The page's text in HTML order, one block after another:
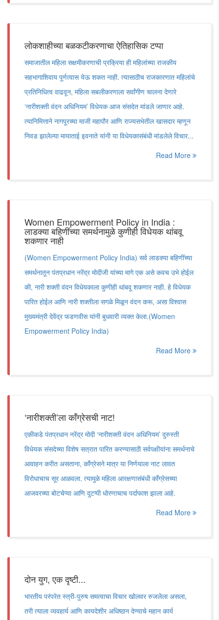
लोकशाहीच्या बळकटीकरणाचा ऐतिहासिक टप्पा
समाजातील महिला सक्षमीकरणाची प्रक्रिया ही महिलांच्या राजकीय
सहभागाशिवाय पूर्णत्वास येऊ शकत नाही. त्यासाठीच राजकारणात महिलांचे
प्रतिनिधित्व वाढवून, महिला सबलीकरणाला सर्वांगीण चालना देणारे
‌‘नारीशक्ती वंदन अधिनियम‌’ विधेयक आज संसदेत मांडले जाणार आहे.
त्यानिमित्ताने नागपूरच्या माजी महापौर आणि राज्यसभेतील खासदार म्हणून
निवड झालेल्या मायाताई इवनाते यांनी या विधेयकासंबंधी मांडलेले विचार...
Read More
Women Empowerment Policy in India :
लाडक्या बहिणींच्या समर्थनामुळे कुणीही विधेयक थांबवू
शकणार नाही
(Women Empowerment Policy India) सर्व लाडक्या बहिणींच्या
समर्थनातून पंतप्रधान नरेंद्र मोदीजी यांच्या मागे एक असे कवच उभे होईल
की, नारी शक्ती वंदन विधेयकाला कुणीही थांबवू शकणार नाही. हे विधेयक
पारित होईल आणि नारी शक्तीला सगळे मिळून वंदन करू, असा विश्वास
मुख्यमंत्री देवेंद्र फडणवीस यांनी बुधवारी व्यक्त केला.(Women
Empowerment Policy India)
Read More
‘नारीशक्ती‌’ला काँग्रेसची नाट!
एकीकडे पंतप्रधान नरेंद्र मोदी ‌‘नारीशक्ती वंदन अधिनियम‌’ दुरुस्ती
विधेयक संसदेच्या विशेष सत्रात पारित करण्यासाठी सर्वपक्षीयांना समर्थनाचे
आवाहन करीत असताना, काँग्रेसने मात्र या निर्णयाला नाट लावत
विरोधाचाच सूर आळवला. त्यामुळे महिला आरक्षणासंबंधी काँग्रेसच्या
आजवरच्या बोटचेप्या आणि दुटप्पी धोरणाचाच पर्दाफाश झाला आहे.
Read More
दोन युग, एक दृष्टी...
भारतीय परंपरेत स्त्री-पुरुष समत्वाचा विचार खोलवर रुजलेला असला,
तरी त्याला व्यवहार्य आणि कायदेशीर अधिष्ठान देण्याचे महान कार्य